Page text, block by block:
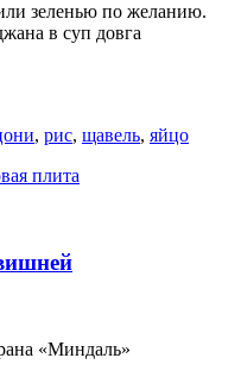
зеленью по желанию.
в суп довга
, рис, щавель, яйцо
плита
«Миндаль»